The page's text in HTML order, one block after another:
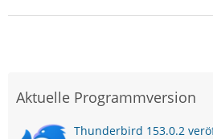
Aktuelle Programmversion
Thunderbird 153.0.2